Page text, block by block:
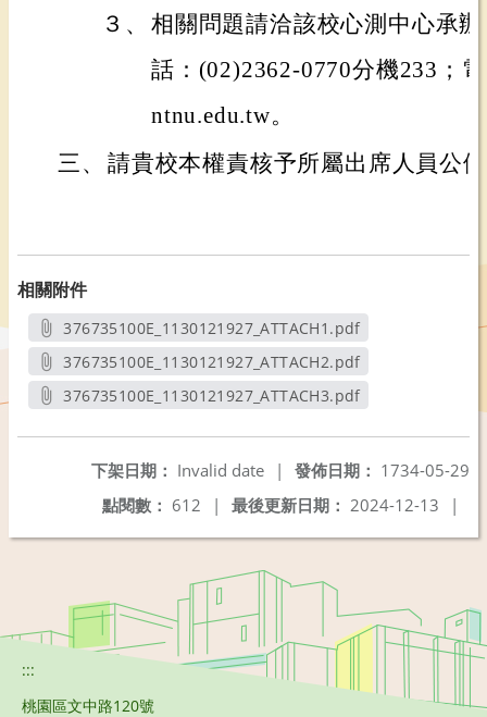
３、 相關問題請洽該校心測中心承
話：(02)2362-0770分機233；
ntnu.edu.tw。
三、 請貴校本權責核予所屬出席人員公
相關附件
376735100E_1130121927_ATTACH1.pdf
另開新視窗
376735100E_1130121927_ATTACH2.pdf
另開新視窗
376735100E_1130121927_ATTACH3.pdf
發佈日期： 1734-05-29
下架日期： Invalid date
|
最後更新日期： 2024-12-13 |
點閱數： 612 |
:::
桃園區文中路120號